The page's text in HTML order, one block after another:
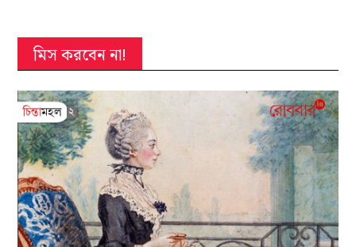
মিস করবেন না!